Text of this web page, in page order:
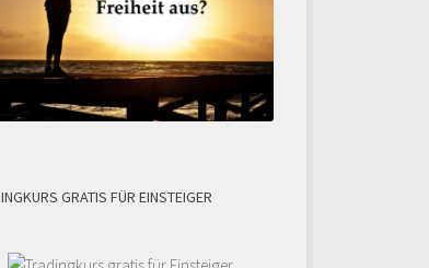
GRATIS FÜR EINSTEIGER